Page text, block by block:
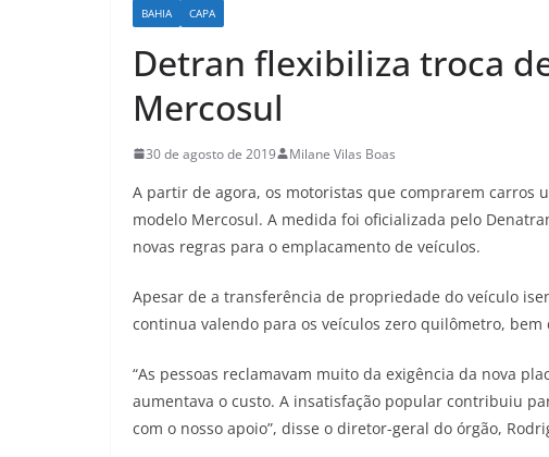
BAHIA CAPA
Detran flexibiliza troca
Mercosul
30 de agosto de 2019 Milane Vilas Boas
A partir de agora, os motoristas que comprarem carros
modelo Mercosul. A medida foi oficializada pelo
novas regras para o emplacamento de veículos.
Apesar de a transferência de propriedade do veículo
continua valendo para os veículos zero quilômetro,
“As pessoas reclamavam muito da exigência da nova
aumentava o custo. A insatisfação popular contribuiu
com o nosso apoio”, disse o diretor-geral do órgão,